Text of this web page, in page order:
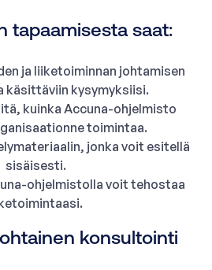
tapaamisesta saat:
ja liiketoiminnan johtamisen
käsittäviin kysymyksiisi.
kuinka Accuna-ohjelmisto
toimintaa.
jonka voit esitellä
sisäisesti.
ohjelmistolla voit tehostaa
konsultointi